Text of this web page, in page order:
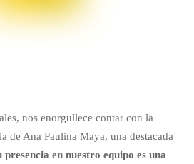
nos enorgullece contar con la
de Ana Paulina Maya, una destacada
presencia en nuestro equipo es una